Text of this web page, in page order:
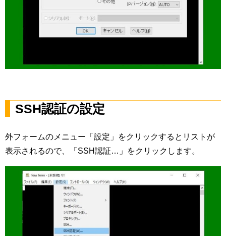
SSH認証の設定
外フォームのメニュー「設定」をクリックするとリストが
表示されるので、「SSH認証…」をクリックします。